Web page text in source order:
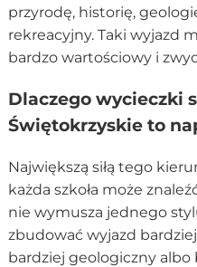
przyrodę, historię,
rekreacyjny. Taki wyjazd
bardzo wartościowy i
Dlaczego wycieczki
Świętokrzyskie to
Największą siłą tego
każda szkoła może
nie wymusza jednego
zbudować wyjazd
bardziej geologiczny